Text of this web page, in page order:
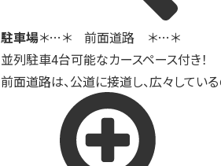
駐車場＊…＊ 前面道路 ＊…＊
並列駐車4台可能なカースペース付き！
前面道路は、公道に接道し、広々してい